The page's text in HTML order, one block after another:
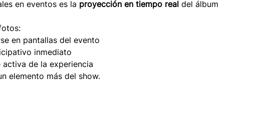
en eventos es la proyección en tiempo real del álbum
en pantallas del evento
inmediato
de la experiencia
elemento más del show.